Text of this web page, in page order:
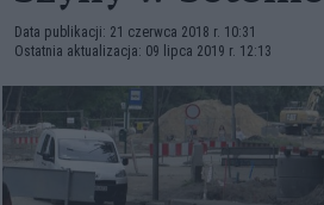
Data publikacji: 21 czerwca 2018 r. 10:31
Ostatnia aktualizacja: 09 lipca 2019 r. 12:13